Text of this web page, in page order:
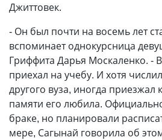
Джиттовек.
- Он был почти на восемь лет
вспоминает однокурсница
Гриффита Дарья Москаленко. -
приехал на учебу. И хотя
другого вуза, иногда приезжал
памяти его любила.
браке, но планировали
мере, Сагынай говорила об